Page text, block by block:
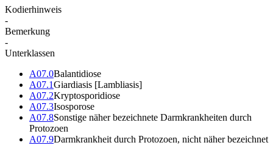
Kodierhinweis
-
Bemerkung
-
Unterklassen
A07.0Balantidiose
A07.1Giardiasis [Lambliasis]
A07.2Kryptosporidiose
A07.3Isosporose
A07.8Sonstige näher bezeichnete Darmkrankheiten durch
Protozoen
A07.9Darmkrankheit durch Protozoen, nicht näher bezeichnet